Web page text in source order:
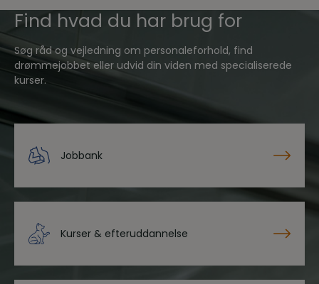
Find hvad du har brug for
Søg råd og vejledning om personaleforhold, find
drømmejobbet eller udvid din viden med specialiserede
kurser.
Jobbank
Kurser & efteruddannelse